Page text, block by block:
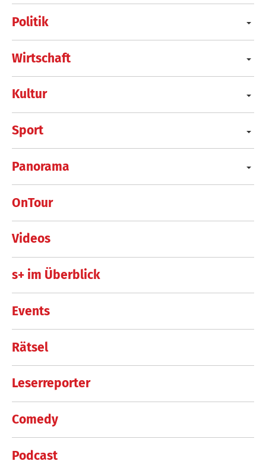
Politik
Wirtschaft
Kultur
Sport
Panorama
OnTour
Videos
s+ im Überblick
Events
Rätsel
Leserreporter
Comedy
Podcast